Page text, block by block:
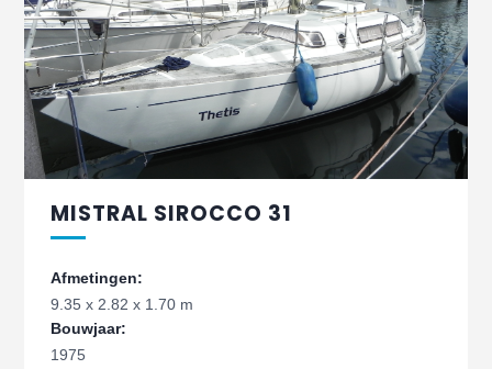
MISTRAL SIROCCO 31
Afmetingen:
9.35 x 2.82 x 1.70 m
Bouwjaar:
1975